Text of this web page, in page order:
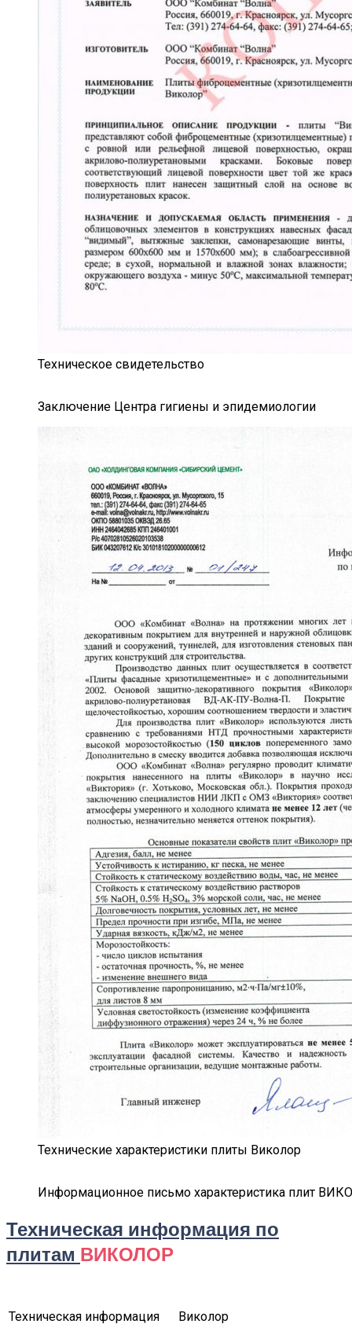
Техническое свидетельство
Заключение Центра гигиены и эпидемиологии
Технические характеристики плиты Виколор
Информационное письмо характеристика плит
Техническая информация по
плитам ВИКОЛОР
Техническая информация Виколор